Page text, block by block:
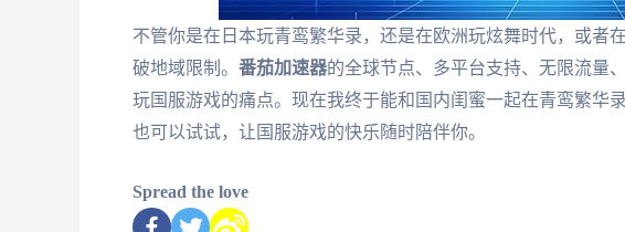
不管你是在日本玩青鸾繁华录，还是在欧洲玩炫舞时代，或者
破地域限制。 番茄加速器的全球节点、多平台支持、无限流量
玩国服游戏的痛点。现在我终于能和国内闺蜜一起在青鸾繁
也可以试试，让国服游戏的快乐随时陪伴你。
Spread the love